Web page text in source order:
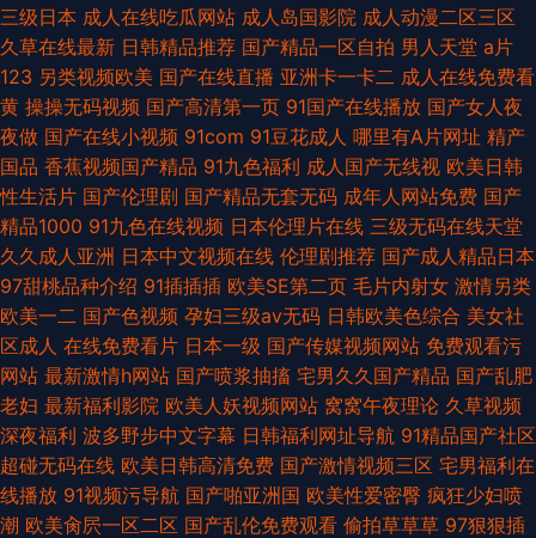
三级日本 成人在线吃瓜网站 成人岛国影院 成人动漫二区三区
久草在线最新 日韩精品推荐 国产精品一区自拍 男人天堂 a片
123 另类视频欧美 国产在线直播 亚洲卡一卡二 成人在线免费看
黄 操操无码视频 国产高清第一页 91国产在线播放 国产女人夜
夜做 国产在线小视频 91com 91豆花成人 哪里有A片网址 精产
国品 香蕉视频国产精品 91九色福利 成人国产无线视 欧美日韩
性生活片 国产伦理剧 国产精品无套无码 成年人网站免费 国产
精品1000 91九色在线视频 日本伦理片在线 三级无码在线天堂
久久成人亚洲 日本中文视频在线 伦理剧推荐 国产成人精品日本
97甜桃品种介绍 91插插插 欧美SE第二页 毛片内射女 激情另类
欧美一二 国产色视频 孕妇三级av无码 日韩欧美色综合 美女社
区成人 在线免费看片 日本一级 国产传媒视频网站 免费观看污
网站 最新激情h网站 国产喷浆抽搐 宅男久久国产精品 国产乱肥
老妇 最新福利影院 欧美人妖视频网站 窝窝午夜理论 久草视频
深夜福利 波多野步中文字幕 日韩福利网址导航 91精品国产社区
超碰无码在线 欧美日韩高清免费 国产激情视频三区 宅男福利在
线播放 91视频污导航 国产啪亚洲国 欧美性爱密臀 疯狂少妇喷
潮 欧美肏屄一区二区 国产乱伦免费观看 偷拍草草草 97狠狠插